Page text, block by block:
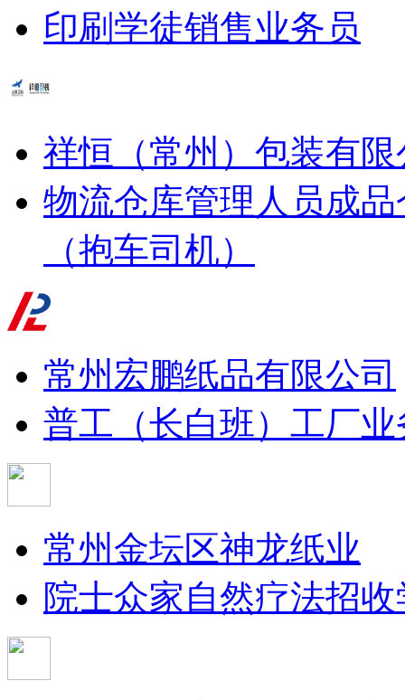
印刷学徒销售业务员
祥恒（常州）包装有限
物流仓库管理人员成
（抱车司机）
常州宏鹏纸品有限公司
普工（长白班） 工厂
常州金坛区神龙纸业
院士众家自然疗法招